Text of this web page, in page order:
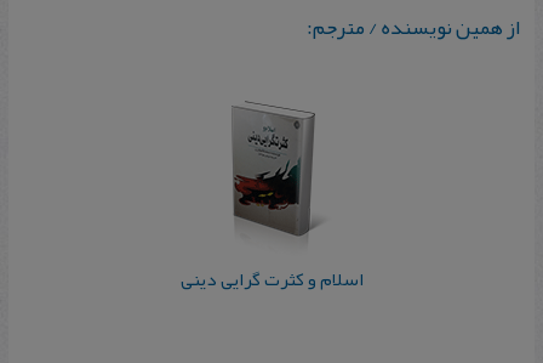
از همین نویسنده / مترجم:
اسلام و کثرت گرایی دینی